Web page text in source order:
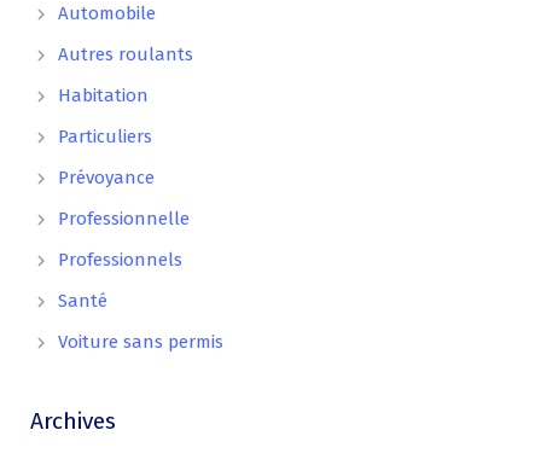
Automobile
Autres roulants
Habitation
Particuliers
Prévoyance
Professionnelle
Professionnels
Santé
Voiture sans permis
Archives